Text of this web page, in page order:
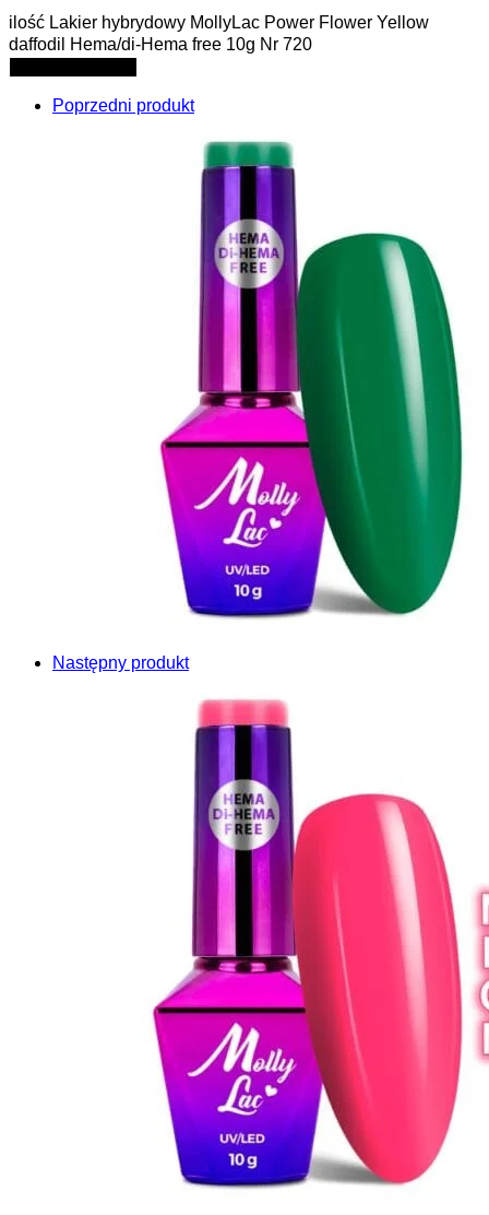
ilość Lakier hybrydowy MollyLac Power Flower Yellow
daffodil Hema/di-Hema free 10g Nr 720
Poprzedni produkt
Następny produkt